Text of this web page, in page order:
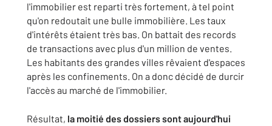
l'immobilier est reparti très fortement, à tel point
qu'on redoutait une bulle immobilière. Les taux
d'intérêts étaient très bas. On battait des records
de transactions avec plus d'un million de ventes.
Les habitants des grandes villes rêvaient d'espaces
après les confinements. On a donc décidé de durcir
l'accès au marché de l'immobilier.
Résultat, la moitié des dossiers sont aujourd'hui